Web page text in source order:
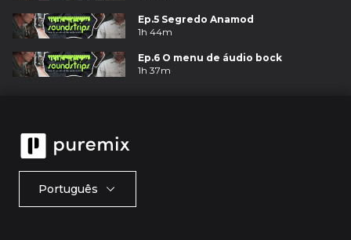
Ep.5 Segredo Anamod
1h 44m
Ep.6 O menu de áudio bock
1h 37m
Português